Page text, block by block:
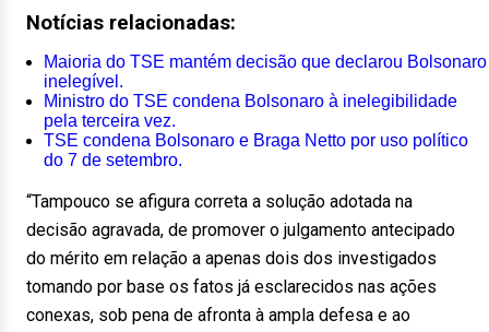
Notícias relacionadas:
Maioria do TSE mantém decisão que declarou Bolsonaro
inelegível.
Ministro do TSE condena Bolsonaro à inelegibilidade
pela terceira vez.
TSE condena Bolsonaro e Braga Netto por uso político
do 7 de setembro.
“Tampouco se afigura correta a solução adotada na
decisão agravada, de promover o julgamento antecipado
do mérito em relação a apenas dois dos investigados
tomando por base os fatos já esclarecidos nas ações
conexas, sob pena de afronta à ampla defesa e ao